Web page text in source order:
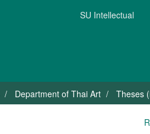
SU Intellectual
Department of Thai Art Theses